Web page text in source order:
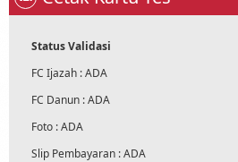
Status Validasi
FC Ijazah : ADA
FC Danun : ADA
Foto : ADA
Slip Pembayaran : ADA